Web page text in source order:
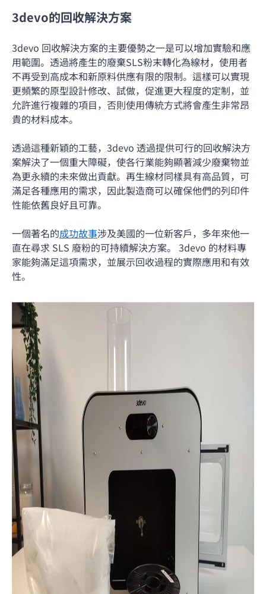
3devo的回收解決方案
3devo 回收解決方案的主要優勢之一是可以增加實驗和應
用範圍。透過將產生的廢棄SLS粉末轉化為線材，使用者
不再受到高成本和新原料供應有限的限制。這樣可以實現
更頻繁的原型設計修改、試做，促進更大程度的定制，並
允許進行複雜的項目，否則使用傳統方式將會產生非常昂
貴的材料成本。
透過這種新穎的工藝，3devo 透過提供可行的回收解決方
案解決了一個重大障礙，使各行業能夠顯著減少廢棄物並
為更永續的未來做出貢獻。再生線材同樣具有高品質，可
滿足各種應用的需求，因此製造商可以確保他們的列印件
性能依舊良好且可靠。
一個著名的成功故事涉及美國的一位新客戶，多年來他一
直在尋求 SLS 廢粉的可持續解決方案。 3devo 的材料專
家能夠滿足這項需求，並展示回收過程的實際應用和有效
性。